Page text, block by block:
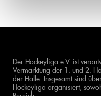
Der Hockeyliga e.V. ist
Vermarktung der 1. und 2.
der Halle. Insgesamt sind
Hockeyliga organisiert,